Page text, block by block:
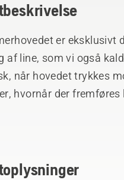
er eksklusivt
som vi også kalder Tap'n'Go.
når hovedet trykkes
hvornår der